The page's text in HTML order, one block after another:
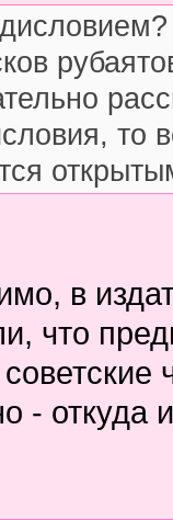
то
в
что
-